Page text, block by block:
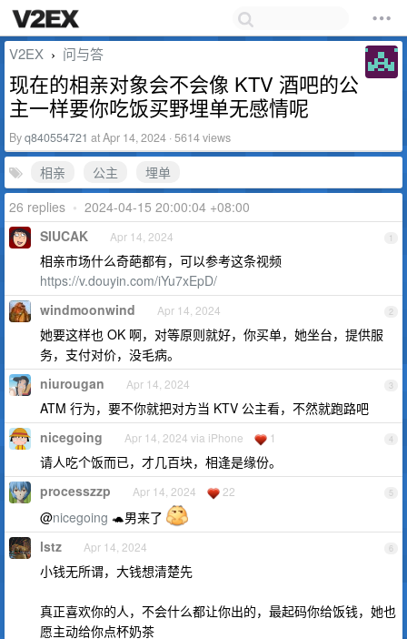
V2EX › 问与答
现在的相亲对象会不会像 KTV 酒吧的公
主一样要你吃饭买野埋单无感情呢
Byq840554721 at Apr 14, 2024 · 5614 views
相亲 公主
埋单
26 replies • 2024-04-15 20:00:04 +08:00
1
SIUCAK Apr 14, 2024
相亲市场什么奇葩都有，可以参考这条视频
https://v.douyin.com/iYu7xEpD/
2
windmoonwind Apr 14, 2024
她要这样也 OK 啊，对等原则就好，你买单，她坐台，提供服
务，支付对价，没毛病。
3
niurougan Apr 14, 2024
ATM 行为，要不你就把对方当 KTV 公主看，不然就跑路吧
4
nicegoing Apr 14, 2024 via iPhone 1
请人吃个饭而已，才几百块，相逢是缘份。
5
processzzp Apr 14, 2024 22
@nicegoing 🐢男来了
6
lstz Apr 14, 2024
小钱无所谓，大钱想清楚先
真正喜欢你的人，不会什么都让你出的，最起码你给饭钱，她也
愿主动给你点杯奶茶